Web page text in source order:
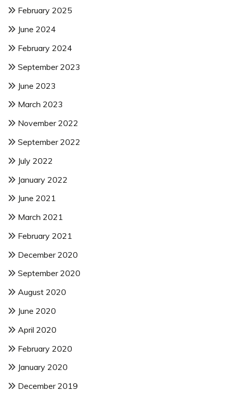
February 2025
June 2024
February 2024
September 2023
June 2023
March 2023
November 2022
September 2022
July 2022
January 2022
June 2021
March 2021
February 2021
December 2020
September 2020
August 2020
June 2020
April 2020
February 2020
January 2020
December 2019